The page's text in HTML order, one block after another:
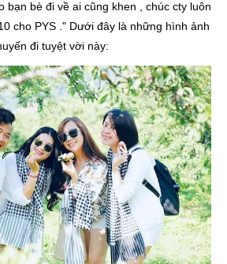
bạn bè đi về ai cũng khen , chúc cty luôn
cho PYS ." Dưới đây là những hình ảnh
đi tuyệt vời này: